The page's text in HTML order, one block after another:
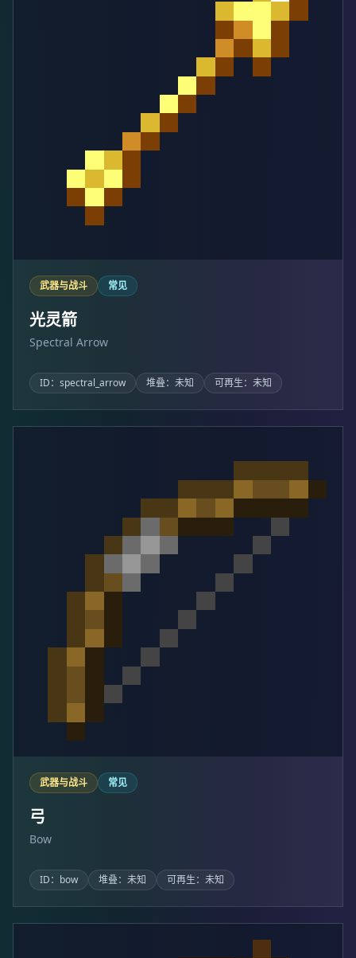
武器与战斗 常见
光灵箭
Spectral Arrow
ID：spectral_arrow 堆叠：未知 可再生：未知
武器与战斗 常见
弓
Bow
ID：bow 堆叠：未知 可再生：未知